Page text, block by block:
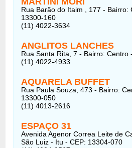
Rua Barão do Itaim , 177 - Bairro:
13300-160
(11) 4022-3634
ANGLITOS LANCHES
Rua Santa Rita, 7 - Bairro: Centro
(11) 4022-4933
AQUARELA BUFFET
Rua Paula Souza, 473 - Bairro:
13300-050
(11) 4013-2616
ESPAÇO 31
Avenida Agenor Correa Leite de
São Luiz - Itu - CEP: 13304-070